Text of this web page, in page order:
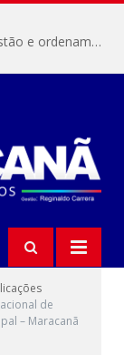
Resex Maracanã avança no processo de gestão e ordenamento do turismo em nossas áreas protegidas.
de
– Maracanã